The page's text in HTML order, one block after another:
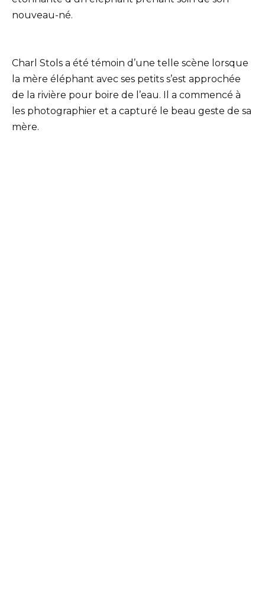
nouveau-né.
Charl Stols a été témoin d’une telle scène lorsque
la mère éléphant avec ses petits s’est approchée
de la rivière pour boire de l’eau. Il a commencé à
les photographier et a capturé le beau geste de sa
mère.